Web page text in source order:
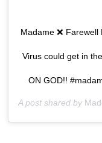
Madame ❌
Virus could get in
ON GOD!!
A post shared by